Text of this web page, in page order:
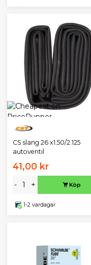
CS slang 26 x1.50/2.125
autoventil
41,00 kr
- + Köp
1-2 vardagar